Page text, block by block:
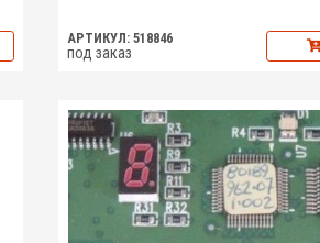
АРТИКУЛ: 518846
под заказ